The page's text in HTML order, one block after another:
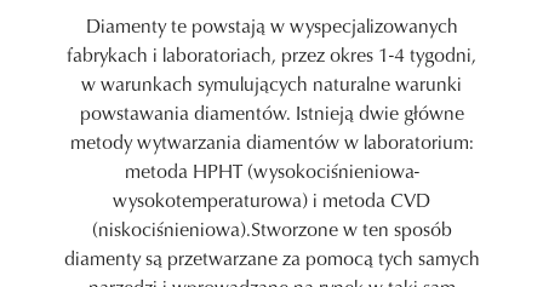
Diamenty te powstają w wyspecjalizowanych
fabrykach i laboratoriach, przez okres 1-4 tygodni,
w warunkach symulujących naturalne warunki
powstawania diamentów. Istnieją dwie główne
metody wytwarzania diamentów w laboratorium:
metoda HPHT (wysokociśnieniowa-
wysokotemperaturowa) i metoda CVD
(niskociśnieniowa).Stworzone w ten sposób
diamenty są przetwarzane za pomocą tych samych